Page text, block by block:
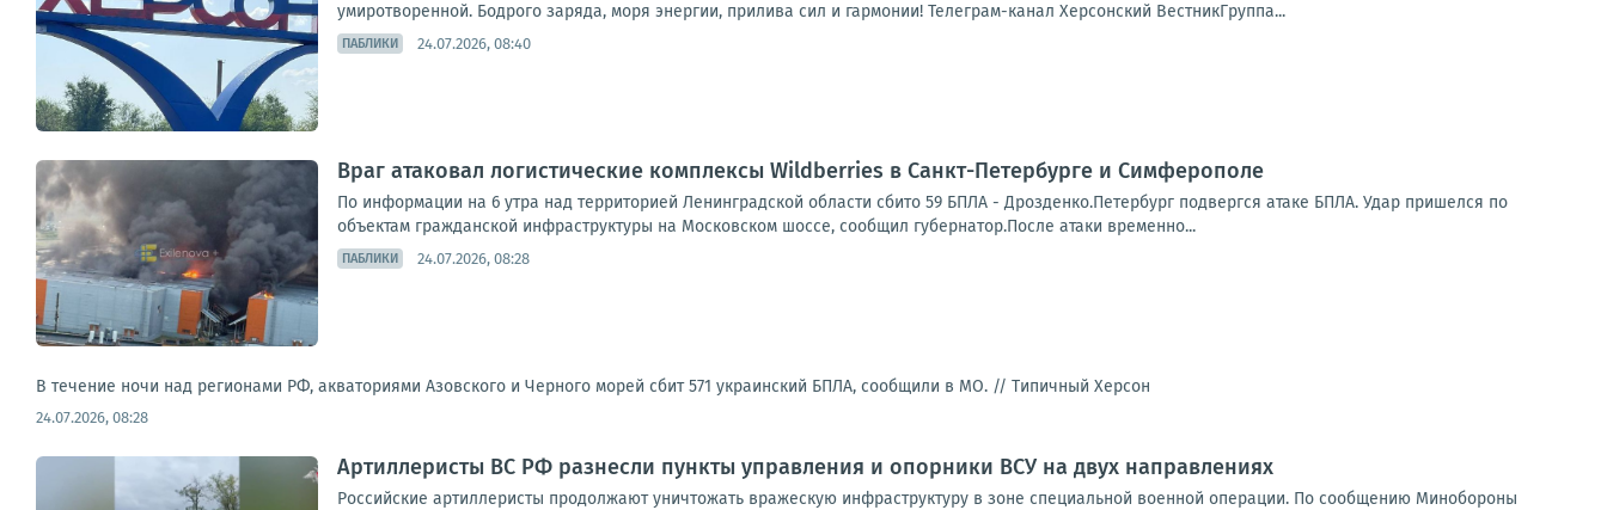
умиротворенной. Бодрого заряда, моря энергии, прилива сил и гармонии! Телеграм-канал Херсонский ВестникГруппа...
ПАБЛИКИ 24.07.2026, 08:40
Враг атаковал логистические комплексы Wildberries в Санкт-Петербурге и Симферополе
По информации на 6 утра над территорией Ленинградской области сбито 59 БПЛА - Дрозденко.Петербург подвергся атаке БПЛА. Удар пришелся по
объектам гражданской инфраструктуры на Московском шоссе, сообщил губернатор.После атаки временно...
ПАБЛИКИ 24.07.2026, 08:28
В течение ночи над регионами РФ, акваториями Азовского и Черного морей сбит 571 украинский БПЛА, сообщили в МО. // Типичный Херсон
24.07.2026, 08:28
Артиллеристы ВС РФ разнесли пункты управления и опорники ВСУ на двух направлениях
Российские артиллеристы продолжают уничтожать вражескую инфраструктуру в зоне специальной военной операции. По сообщению Минобороны